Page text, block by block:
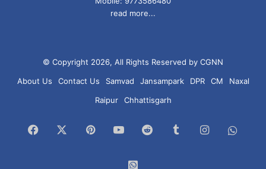
read more...
© Copyright 2026, All Rights Reserved by CGNN
About Us
Contact Us Samvad Jansampark DPR CM
Naxal
Raipur
Chhattisgarh
Facebook PinterestYouTubeReddit TumblrInstagram